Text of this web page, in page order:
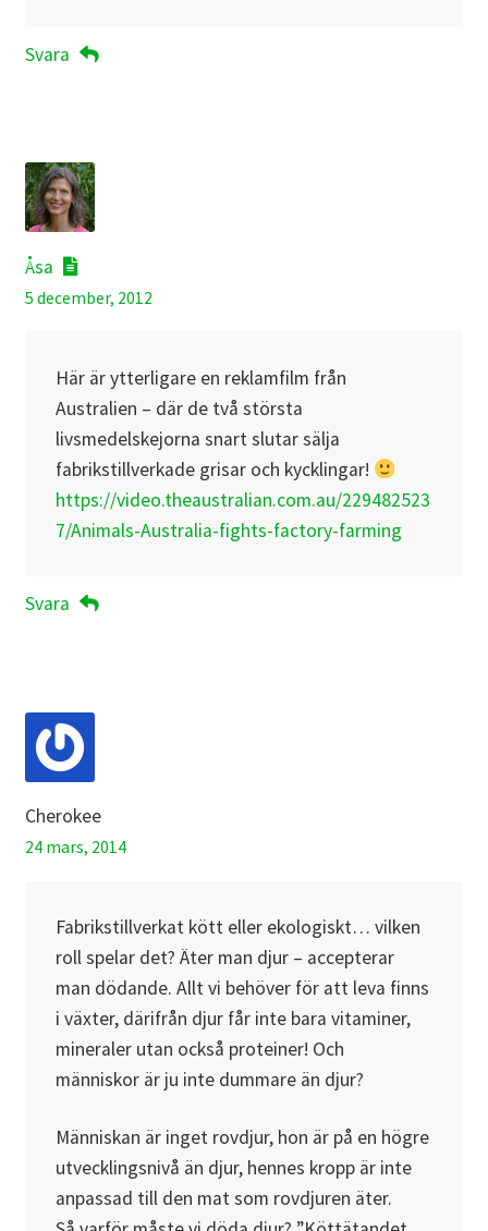
Svara
Åsa
5 december, 2012
Här är ytterligare en reklamfilm från
Australien – där de två största
livsmedelskejorna snart slutar sälja
fabrikstillverkade grisar och kycklingar!
https://video.theaustralian.com.au/229482523
7/Animals-Australia-fights-factory-farming
Svara
Cherokee
24 mars, 2014
Fabrikstillverkat kött eller ekologiskt… vilken
roll spelar det? Äter man djur – accepterar
man dödande. Allt vi behöver för att leva finns
i växter, därifrån djur får inte bara vitaminer,
mineraler utan också proteiner! Och
människor är ju inte dummare än djur?
Människan är inget rovdjur, hon är på en högre
utvecklingsnivå än djur, hennes kropp är inte
anpassad till den mat som rovdjuren äter.